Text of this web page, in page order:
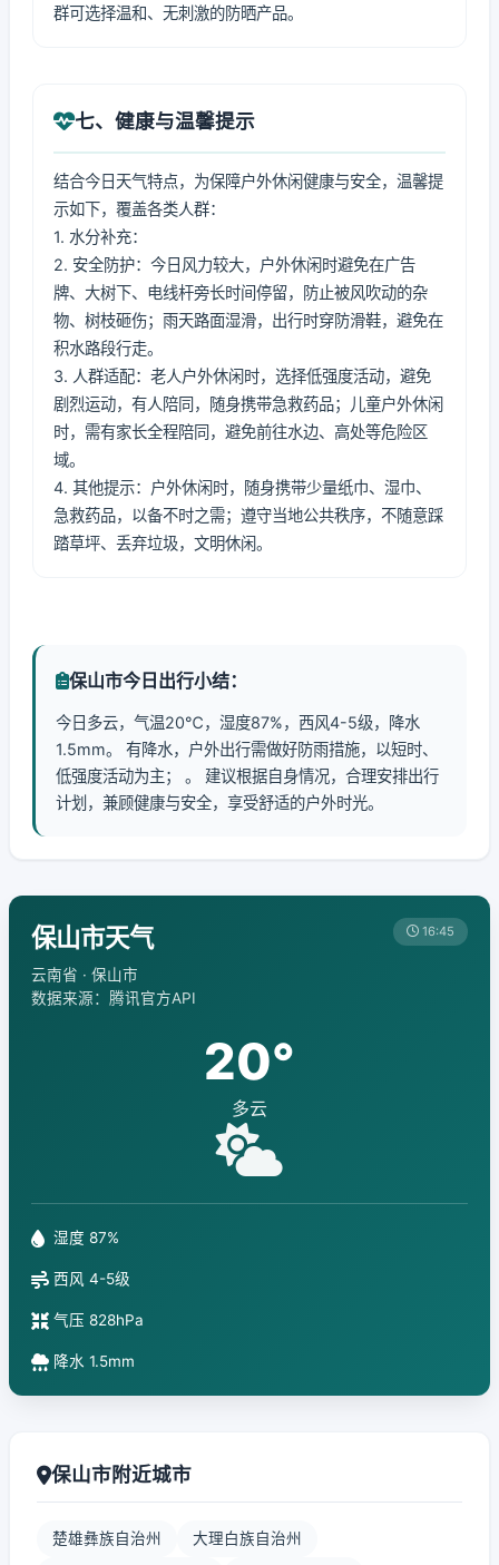
群可选择温和、无刺激的防晒产品。
七、健康与温馨提示
结合今日天气特点，为保障户外休闲健康与安全，温馨提
示如下，覆盖各类人群：
1. 水分补充：
2. 安全防护：今日风力较大，户外休闲时避免在广告
牌、大树下、电线杆旁长时间停留，防止被风吹动的杂
物、树枝砸伤；雨天路面湿滑，出行时穿防滑鞋，避免在
积水路段行走。
3. 人群适配：老人户外休闲时，选择低强度活动，避免
剧烈运动，有人陪同，随身携带急救药品；儿童户外休闲
时，需有家长全程陪同，避免前往水边、高处等危险区
域。
4. 其他提示：户外休闲时，随身携带少量纸巾、湿巾、
急救药品，以备不时之需；遵守当地公共秩序，不随意踩
踏草坪、丢弃垃圾，文明休闲。
保山市今日出行小结：
今日多云，气温20℃，湿度87%，西风4-5级，降水
1.5mm。 有降水，户外出行需做好防雨措施，以短时、
低强度活动为主； 。 建议根据自身情况，合理安排出行
计划，兼顾健康与安全，享受舒适的户外时光。
保山市天气
云南省 · 保山市
数据来源：腾讯官方API
16:45
20°
多云
湿度 87%
西风 4-5级
气压 828hPa
降水 1.5mm
保山市附近城市
楚雄彝族自治州 大理白族自治州